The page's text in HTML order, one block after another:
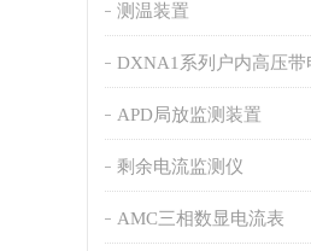
测温装置
DXNA1系列户内高压带
APD局放监测装置
剩余电流监测仪
AMC三相数显电流表